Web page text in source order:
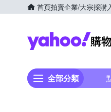
首頁拍賣企業/大宗採購
全部分類